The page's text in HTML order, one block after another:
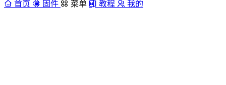
首页
固件 菜单 教程 我的